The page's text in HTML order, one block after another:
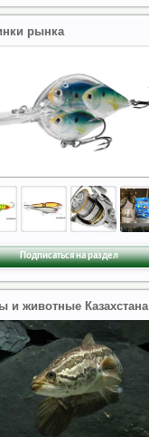
рынка
Подписаться на раздел
и животные Казахстана